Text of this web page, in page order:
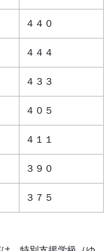
４４０
４４４
４３３
４０５
４１１
３９０
３７５